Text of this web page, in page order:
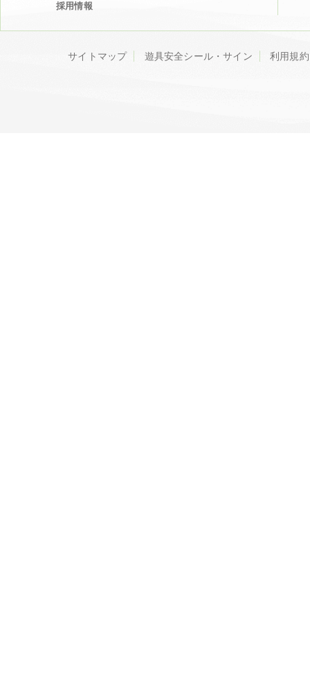
採用情報
サイトマップ 遊具安全シール・サイン 利用規約